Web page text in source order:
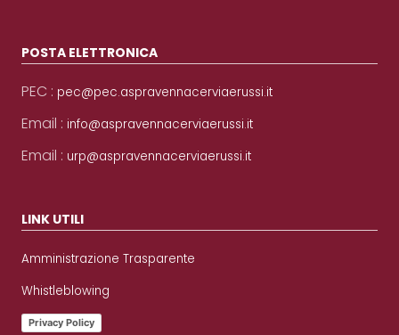
POSTA ELETTRONICA
PEC : pec@pec.aspravennacerviaerussi.it
Email : info@aspravennacerviaerussi.it
Email : urp@aspravennacerviaerussi.it
LINK UTILI
Amministrazione Trasparente
Whistleblowing
Privacy Policy